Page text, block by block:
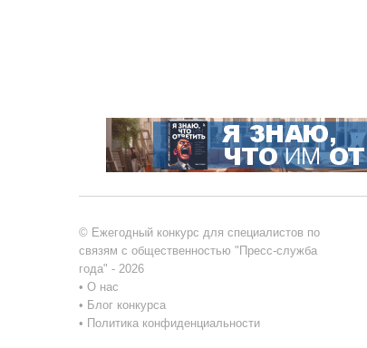
© Ежегодный конкурс для специалистов по
связям с общественностью "Пресс-служба
года" - 2026
• О нас
• Блог конкурса
• Политика конфиденциальности